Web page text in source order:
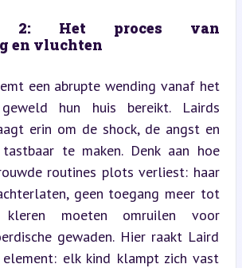
2: Het proces van
en vluchten
een abrupte wending vanaf het
hun huis bereikt. Lairds
erin om de shock, de angst en
te maken. Denk aan hoe
routines plots verliest: haar
geen toegang meer tot
moeten omruilen voor
gewaden. Hier raakt Laird
element: elk kind klampt zich vast